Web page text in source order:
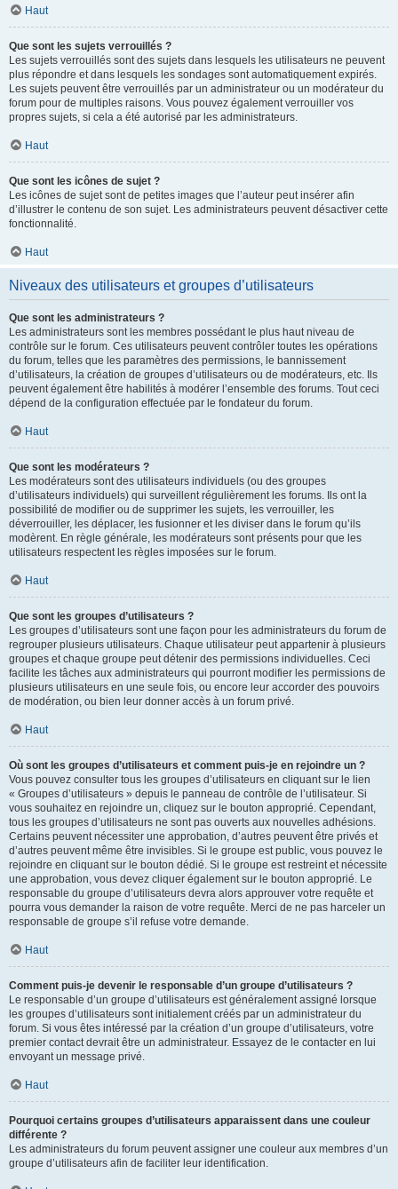
Haut
Que sont les sujets verrouillés ?
Les sujets verrouillés sont des sujets dans lesquels les utilisateurs ne peuvent
plus répondre et dans lesquels les sondages sont automatiquement expirés.
Les sujets peuvent être verrouillés par un administrateur ou un modérateur du
forum pour de multiples raisons. Vous pouvez également verrouiller vos
propres sujets, si cela a été autorisé par les administrateurs.
Haut
Que sont les icônes de sujet ?
Les icônes de sujet sont de petites images que l’auteur peut insérer afin
d’illustrer le contenu de son sujet. Les administrateurs peuvent désactiver cette
fonctionnalité.
Haut
Niveaux des utilisateurs et groupes d’utilisateurs
Que sont les administrateurs ?
Les administrateurs sont les membres possédant le plus haut niveau de
contrôle sur le forum. Ces utilisateurs peuvent contrôler toutes les opérations
du forum, telles que les paramètres des permissions, le bannissement
d’utilisateurs, la création de groupes d’utilisateurs ou de modérateurs, etc. Ils
peuvent également être habilités à modérer l’ensemble des forums. Tout ceci
dépend de la configuration effectuée par le fondateur du forum.
Haut
Que sont les modérateurs ?
Les modérateurs sont des utilisateurs individuels (ou des groupes
d’utilisateurs individuels) qui surveillent régulièrement les forums. Ils ont la
possibilité de modifier ou de supprimer les sujets, les verrouiller, les
déverrouiller, les déplacer, les fusionner et les diviser dans le forum qu’ils
modèrent. En règle générale, les modérateurs sont présents pour que les
utilisateurs respectent les règles imposées sur le forum.
Haut
Que sont les groupes d’utilisateurs ?
Les groupes d’utilisateurs sont une façon pour les administrateurs du forum de
regrouper plusieurs utilisateurs. Chaque utilisateur peut appartenir à plusieurs
groupes et chaque groupe peut détenir des permissions individuelles. Ceci
facilite les tâches aux administrateurs qui pourront modifier les permissions de
plusieurs utilisateurs en une seule fois, ou encore leur accorder des pouvoirs
de modération, ou bien leur donner accès à un forum privé.
Haut
Où sont les groupes d’utilisateurs et comment puis-je en rejoindre un ?
Vous pouvez consulter tous les groupes d’utilisateurs en cliquant sur le lien
« Groupes d’utilisateurs » depuis le panneau de contrôle de l’utilisateur. Si
vous souhaitez en rejoindre un, cliquez sur le bouton approprié. Cependant,
tous les groupes d’utilisateurs ne sont pas ouverts aux nouvelles adhésions.
Certains peuvent nécessiter une approbation, d’autres peuvent être privés et
d’autres peuvent même être invisibles. Si le groupe est public, vous pouvez le
rejoindre en cliquant sur le bouton dédié. Si le groupe est restreint et nécessite
une approbation, vous devez cliquer également sur le bouton approprié. Le
responsable du groupe d’utilisateurs devra alors approuver votre requête et
pourra vous demander la raison de votre requête. Merci de ne pas harceler un
responsable de groupe s’il refuse votre demande.
Haut
Comment puis-je devenir le responsable d’un groupe d’utilisateurs ?
Le responsable d’un groupe d’utilisateurs est généralement assigné lorsque
les groupes d’utilisateurs sont initialement créés par un administrateur du
forum. Si vous êtes intéressé par la création d’un groupe d’utilisateurs, votre
premier contact devrait être un administrateur. Essayez de le contacter en lui
envoyant un message privé.
Haut
Pourquoi certains groupes d’utilisateurs apparaissent dans une couleur
différente ?
Les administrateurs du forum peuvent assigner une couleur aux membres d’un
groupe d’utilisateurs afin de faciliter leur identification.